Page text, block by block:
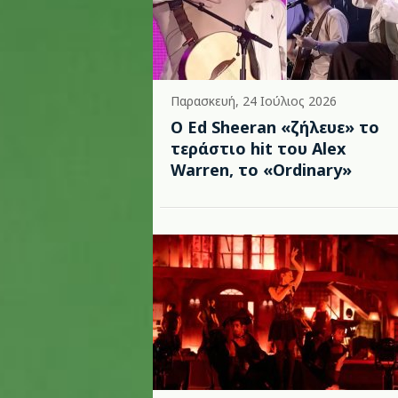
Παρασκευή, 24 Ιούλιος 2026
Ο Ed Sheeran «ζήλευε» το
τεράστιο hit του Alex
Warren, το «Ordinary»